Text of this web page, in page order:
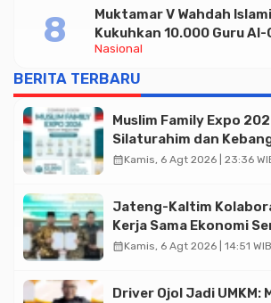
Nasional
Muktamar V Wahdah
Kukuhkan 10.000 Guru Al-
Istiqlal
BERITA TERBARU
Muslim Family Expo
Silaturahim dan
Halal di Jakarta
calendar_monthKamis, 6 Agt 2026 | 23:36
Jateng-Kaltim
Kerja Sama Ekonomi
Triliun
calendar_monthKamis, 6 Agt 2026 | 14:51 WIB
Driver Ojol Jadi UMKM: